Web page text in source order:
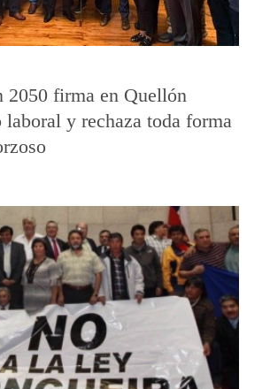
2050 firma en Quellón
laboral y rechaza toda forma